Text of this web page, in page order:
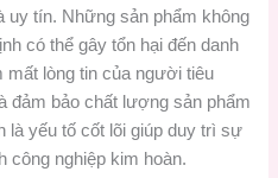
tín. Những sản phẩm không
có thể gây tổn hại đến danh
mất lòng tin của người tiêu
đảm bảo chất lượng sản phẩm
là yếu tố cốt lõi giúp duy trì sự
công nghiệp kim hoàn.